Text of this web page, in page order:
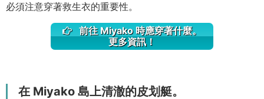
必須注意穿著救生衣的重要性。
前往 Miyako 時應穿著什麼。
更多資訊！
在 Miyako 島上清澈的皮划艇。